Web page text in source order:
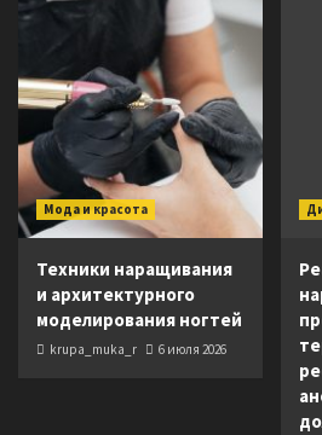
Мода и красота
Техники наращивания
и архитектурного
моделирования ногтей
krupa_muka_r 6 июля 2026